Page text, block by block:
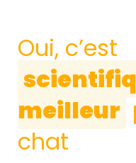
Oui, c’est
meilleur
chat